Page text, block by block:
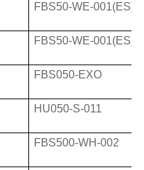
FBS50-WE-001(ES)
FBS50-WE-001(ES)
FBS050-EXO
HU050-S-011
FBS500-WH-002